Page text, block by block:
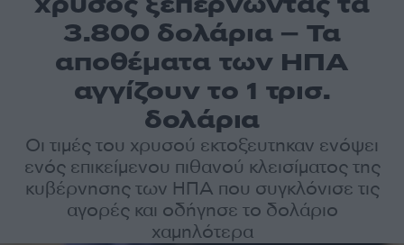
3.800 δολάρια – Τα
αποθέματα των ΗΠΑ
αγγίζουν το 1 τρισ.
δολάρια
Οι τιμές του χρυσού εκτοξευτηκαν ενόψει
ενός επικείμενου πιθανού κλεισίματος της
κυβέρνησης των ΗΠΑ που συγκλόνισε τις
αγορές και οδήγησε το δολάριο
χαμηλότερα